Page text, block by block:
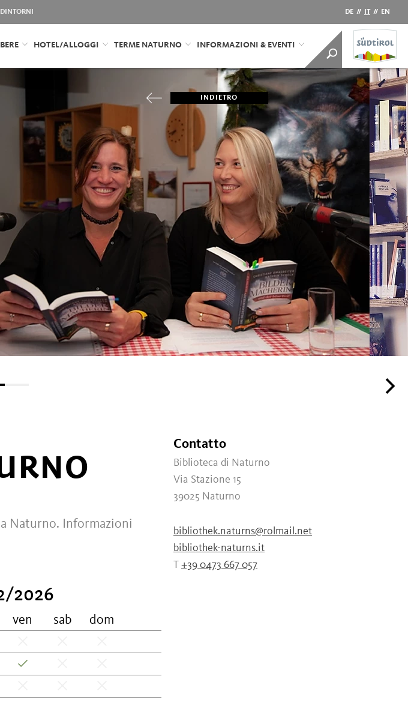
DE // IT // EN
HOTEL/ALLOGGI TERME NATURNO INFORMAZIONI & EVENTI
INDIETRO
Naturno. Informazioni
2026
ven sab
dom
Contatto
Biblioteca di Naturno
Via Stazione 15
39025 Naturno
bibliothek.naturns@rolmail.net
bibliothek-naturns.it
T +39 0473 667 057